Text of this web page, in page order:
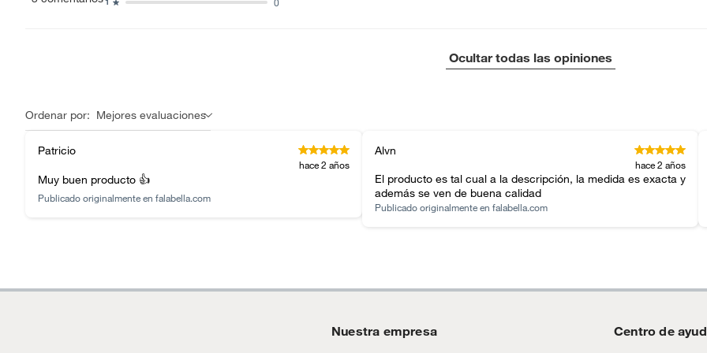
Uso de la alfombra
Tamaño Grande (De 200x290 a más)
Motocicletas y bicicletas motorizadas.
Ocultar todas las opiniones
Ordenar por: Mejores evaluaciones
Patricio
hace 2 años
Muy buen producto 👍
Publicado originalmente en falabella.com
Alvn
hace 2 años
El producto es tal cual a la descripción, la medida es exacta y
además se ven de buena calidad
Publicado originalmente en falabella.com
Nuestra empresa Centro de